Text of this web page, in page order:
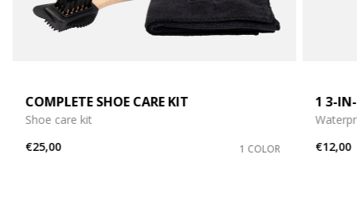
COMPLETE SHOE CARE KIT
Shoe care kit
€25,00
1 COLOR
1 3-
€12,00